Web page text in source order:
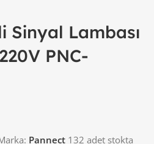
Sinyal Lambası
PNC-
Pannect 132 adet stokta